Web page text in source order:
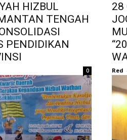
HIZBUL
TENGAH
PENDIDIKAN
0
28
Red -